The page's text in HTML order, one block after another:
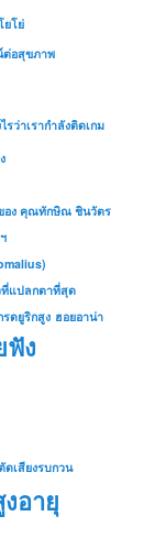
ยโย่
ต่อสุขภาพ
รว่าเรากำลังติดเกม
อง คุณทักษิณ ชินวัตร
ที่แปลกตาที่สุด
รดยูริกสูง ฮอยอาน่า
ฟัง
ดเสียงรบกวน
อายุ